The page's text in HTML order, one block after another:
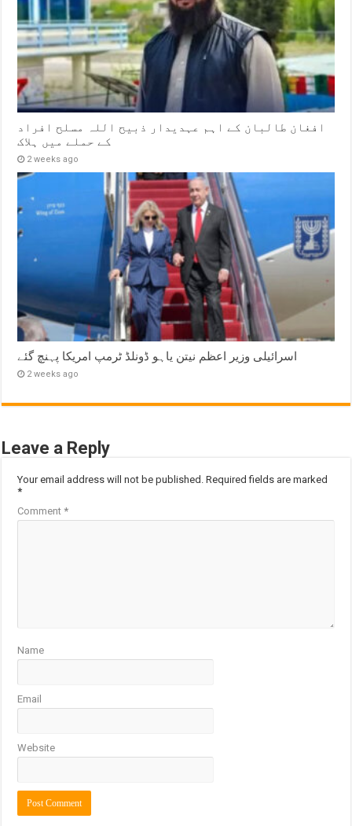
افغان طالبان کے اہم عہدیدار ذبیح اللہ مسلح افراد
کے حملے میں ہلاک
2 weeks ago
اسرائیلی وزیر اعظم نیتن یاہو ڈونلڈ ٹرمپ امریکا پہنچ گئے
2 weeks ago
Leave a Reply
Your email address will not be published. Required fields are marked
*
Comment*
Name
Email
Website